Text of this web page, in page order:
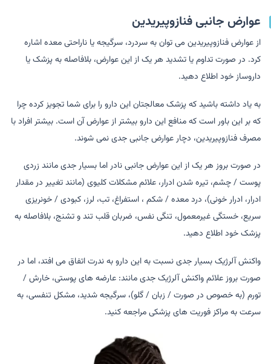
عوارض جانبی فنازوپیریدین
از عوارض فنازوپیریدین می توان به سردرد، سرگیجه یا ناراحتی معده اشاره
کرد. در صورت تداوم یا تشدید هر یک از این عوارض، بلافاصله به پزشک یا
داروساز خود اطلاع دهید.
به یاد داشته باشید که پزشک معالجتان این دارو را برای شما تجویز کرده چرا
که بر این باور است که منافع این دارو بیشتر از عوارض آن است. بیشتر افراد با
مصرف فنازوپیریدین، دچار عوارض جانبی جدی نمی شوند.
در صورت بروز هر یک از این عوارض جانبی نادر اما بسیار جدی مانند زردی
پوست / چشم، تیره شدن ادرار، علائم مشکلات کلیوی (مانند تغییر در مقدار
ادرار، ادرار خونی)، درد معده / شکم ، استفراغ، تب، لرز، کبودی / خونریزی
سریع، خستگی غیرمعمول، تنگی نفس، ضربان قلب تند و تشنج، بلافاصله به
پزشک خود اطلاع دهید.
واکنش آلرژیک بسیار جدی نسبت به این دارو به ندرت اتفاق می افتد، اما در
صورت بروز علائم واکنش آلرژیک جدی مانند: عارضه های پوستی، خارش /
تورم (به خصوص در صورت / زبان / گلو)، سرگیجه شدید، مشکل تنفسی، به
سرعت به مراکز فوریت های پزشکی مراجعه کنید.